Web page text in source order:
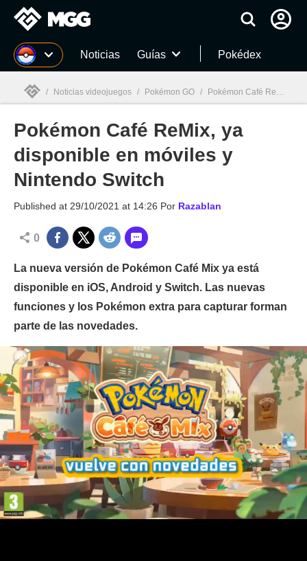
MGG Noticias Guías Pokédex
MGG
/ Noticias videojuegos / Pokémon GO / Pokémon Café ReMix, ya disponible en móviles y Nintendo Switch
Pokémon Café ReMix, ya
disponible en móviles y
Nintendo Switch
Published at 29/10/2021 at 14:26 Por Razablan
0
La nueva versión de Pokémon Café Mix ya está
disponible en iOS, Android y Switch. Las nuevas
funciones y los Pokémon extra para capturar forman
parte de las novedades.